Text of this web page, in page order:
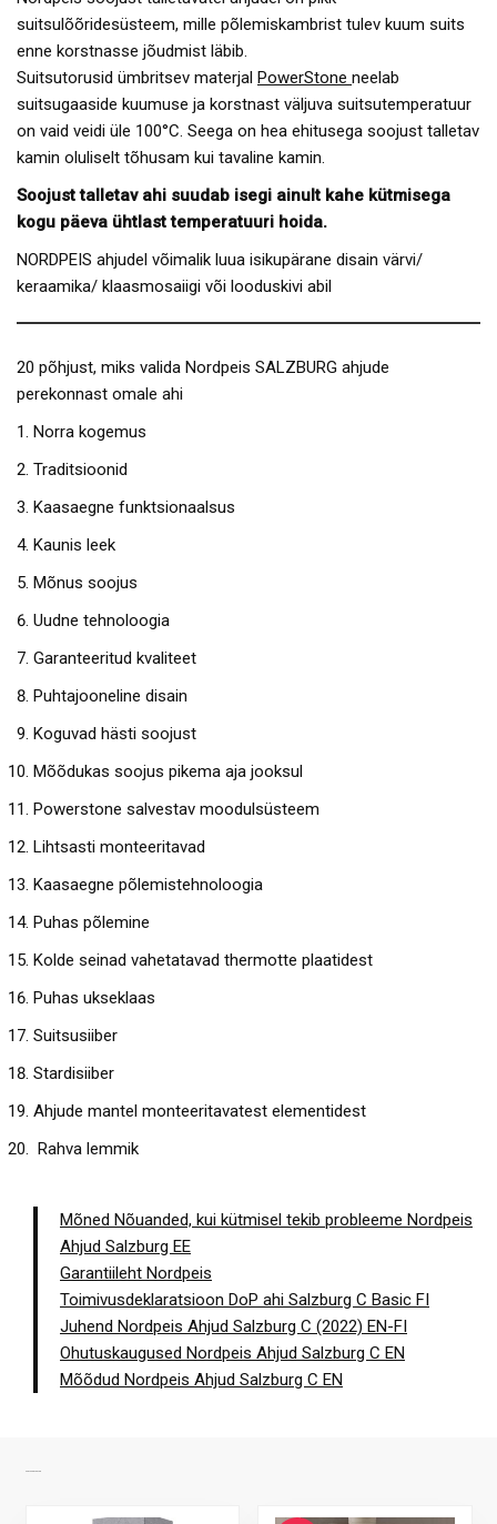
suitsulõõridesüsteem, mille põlemiskambrist tulev kuum suits
enne korstnasse jõudmist läbib.
Suitsutorusid ümbritsev materjal PowerStone neelab
suitsugaaside kuumuse ja korstnast väljuva suitsutemperatuur
on vaid veidi üle 100°C. Seega on hea ehitusega soojust talletav
kamin oluliselt tõhusam kui tavaline kamin.
Soojust talletav ahi suudab isegi ainult kahe kütmisega
kogu päeva ühtlast temperatuuri hoida.
NORDPEIS ahjudel võimalik luua isikupärane disain värvi/
keraamika/ klaasmosaiigi või looduskivi abil
20 põhjust, miks valida Nordpeis SALZBURG ahjude
perekonnast omale ahi
Norra kogemus
Traditsioonid
Kaasaegne funktsionaalsus
Kaunis leek
Mõnus soojus
Uudne tehnoloogia
Garanteeritud kvaliteet
Puhtajooneline disain
Koguvad hästi soojust
Mõõdukas soojus pikema aja jooksul
Powerstone salvestav moodulsüsteem
Lihtsasti monteeritavad
Kaasaegne põlemistehnoloogia
Puhas põlemine
Kolde seinad vahetatavad thermotte plaatidest
Puhas ukseklaas
Suitsusiiber
Stardisiiber
Ahjude mantel monteeritavatest elementidest
Rahva lemmik
Mõned Nõuanded, kui kütmisel tekib probleeme Nordpeis
Ahjud Salzburg EE
Garantiileht Nordpeis
Toimivusdeklaratsioon DoP ahi Salzburg C Basic FI
Juhend Nordpeis Ahjud Salzburg C (2022) EN-FI
Ohutuskaugused Nordpeis Ahjud Salzburg C EN
Mõõdud Nordpeis Ahjud Salzburg C EN